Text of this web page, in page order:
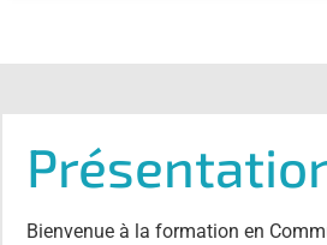
Bienvenue à la formation en